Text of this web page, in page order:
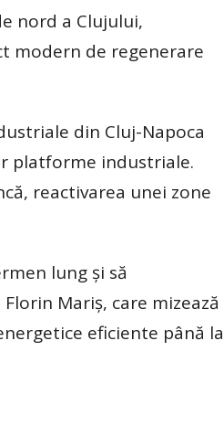
nord a Clujului,
modern de regenerare
din Cluj-Napoca
platforme industriale.
reactivarea unei zone
lung şi să
Mariş, care mizează
eficiente până la